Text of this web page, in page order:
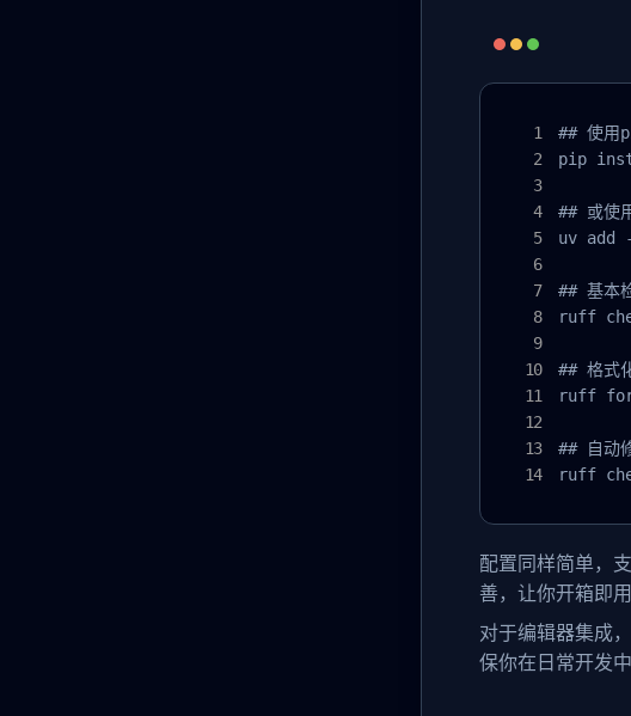
## 使用
pip
## 或使
uv add
## 基本
ruff
## 格式
ruff
## 自动
ruff
配置同样简单，
善，让你开箱即
对于编辑器集成
保你在日常开发